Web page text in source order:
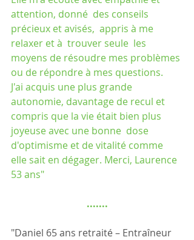
attention, donné  des conseils
précieux et avisés,  appris à me
relaxer et à  trouver seule  les
moyens de résoudre mes problèmes
ou de répondre à mes questions.
J'ai acquis une plus grande
autonomie, davantage de recul et
compris que la vie était bien plus
joyeuse avec une bonne  dose
d'optimisme et de vitalité comme
elle sait en dégager. Merci, Laurence
53 ans"
.......
"Daniel 65 ans retraité – Entraîneur